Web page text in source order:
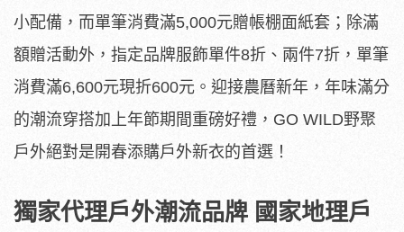
小配備，而單筆消費滿5,000元贈帳棚面紙套；除滿
額贈活動外，指定品牌服飾單件8折、兩件7折，單筆
消費滿6,600元現折600元。迎接農曆新年，年味滿分
的潮流穿搭加上年節期間重磅好禮，GO WILD野聚
戶外絕對是開春添購戶外新衣的首選！
獨家代理戶外潮流品牌 國家地理戶